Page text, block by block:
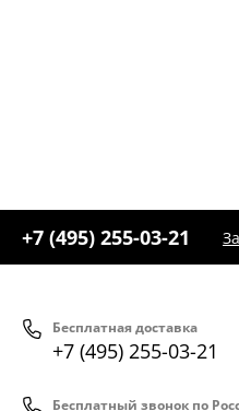
+7 (495) 255-03-21
Бесплатная доставка
+7 (495) 255-03-21
Бесплатный звонок по